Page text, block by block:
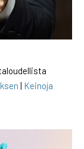
| Keinoja